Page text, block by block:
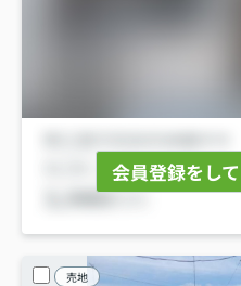
会員登録をし
売地